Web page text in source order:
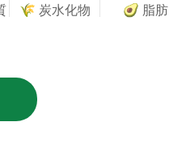
🌾 炭水化物 🥑 脂肪